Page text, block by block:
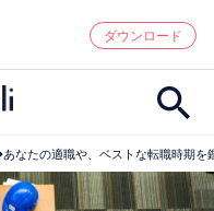
検索 ダウンロード
なたの適職や、ベストな転職時期を